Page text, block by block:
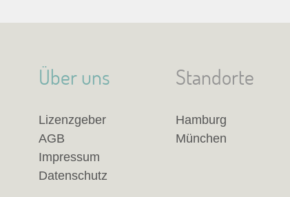
Standorte
Hamburg
München
Über uns
Lizenzgeber
AGB
Impressum
Datenschutz